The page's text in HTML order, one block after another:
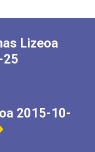
Lizeoa
25
2015-10-